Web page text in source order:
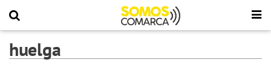
huelga